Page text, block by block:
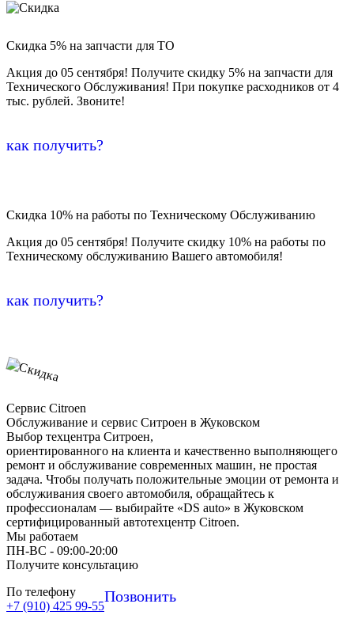
Скидка 5% на запчасти для ТО
Акция до 05 сентября! Получите скидку 5% на запчасти для
Технического Обслуживания! При покупке расходников от 4
тыс. рублей. Звоните!
как получить?
Скидка 10% на работы по Техническому Обслуживанию
Акция до 05 сентября! Получите скидку 10% на работы по
Техническому обслуживанию Вашего автомобиля!
как получить?
Сервис Citroen
Обслуживание и сервис Ситроен в Жуковском
Выбор техцентра Ситроен,
ориентированного на клиента и качественно выполняющего
ремонт и обслуживание современных машин, не простая
задача. Чтобы получать положительные эмоции от ремонта и
обслуживания своего автомобиля, обращайтесь к
профессионалам — выбирайте «DS auto» в Жуковском
сертифицированный автотехцентр Citroen.
Мы работаем
ПН-ВC - 09:00-20:00
Получите консультацию
По телефону
+7 (910) 425 99-55
Позвонить